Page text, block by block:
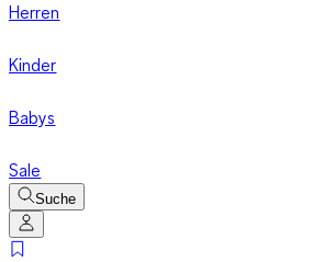
Herren
Kinder
Babys
Sale
Suche